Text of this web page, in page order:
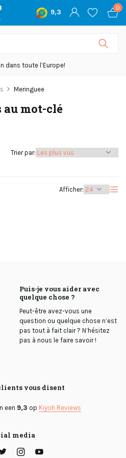
9,3
0
dans toute l’Europe!
Meringuee
au mot-clé
Afficher:
Trier par:
Puis-je vous aider avec
quelque chose ?
Peut-être avez-vous une
question ou quelque chose n’est
pas tout à fait clair ? N’hésitez
pas à nous le faire savoir !
vous disent
een 9,3 op Kiyoh Reviews
media